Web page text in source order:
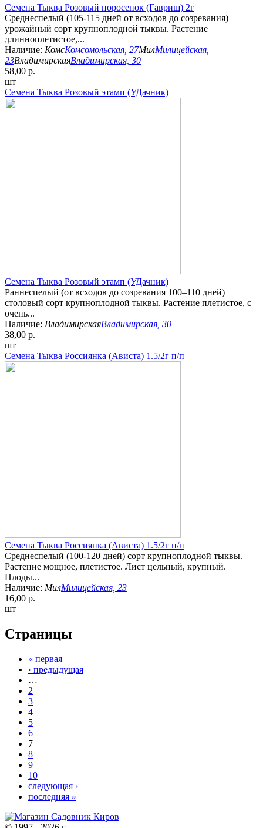
Семена Тыква Розовый поросенок (Гавриш) 2г
Среднеспелый (105-115 дней от всходов до созревания)
урожайный сорт крупноплодной тыквы. Растение
длинноплетистое,...
Наличие: КомсКомсомольская, 27МилМилицейская,
23ВладимирскаяВладимирская, 30
58,00 р.
шт
Семена Тыква Розовый этамп (УДачник)
Семена Тыква Розовый этамп (УДачник)
Раннеспелый (от всходов до созревания 100–110 дней)
столовый сорт крупноплодной тыквы. Растение плетистое, с
очень...
Наличие: ВладимирскаяВладимирская, 30
38,00 р.
шт
Семена Тыква Россиянка (Ависта) 1.5/2г п/п
Семена Тыква Россиянка (Ависта) 1.5/2г п/п
Среднеспелый (100-120 дней) сорт крупноплодной тыквы.
Растение мощное, плетистое. Лист цельный, крупный.
Плоды...
Наличие: МилМилицейская, 23
16,00 р.
шт
Страницы
« первая
‹ предыдущая
…
2
3
4
5
6
7
8
9
10
следующая ›
последняя »